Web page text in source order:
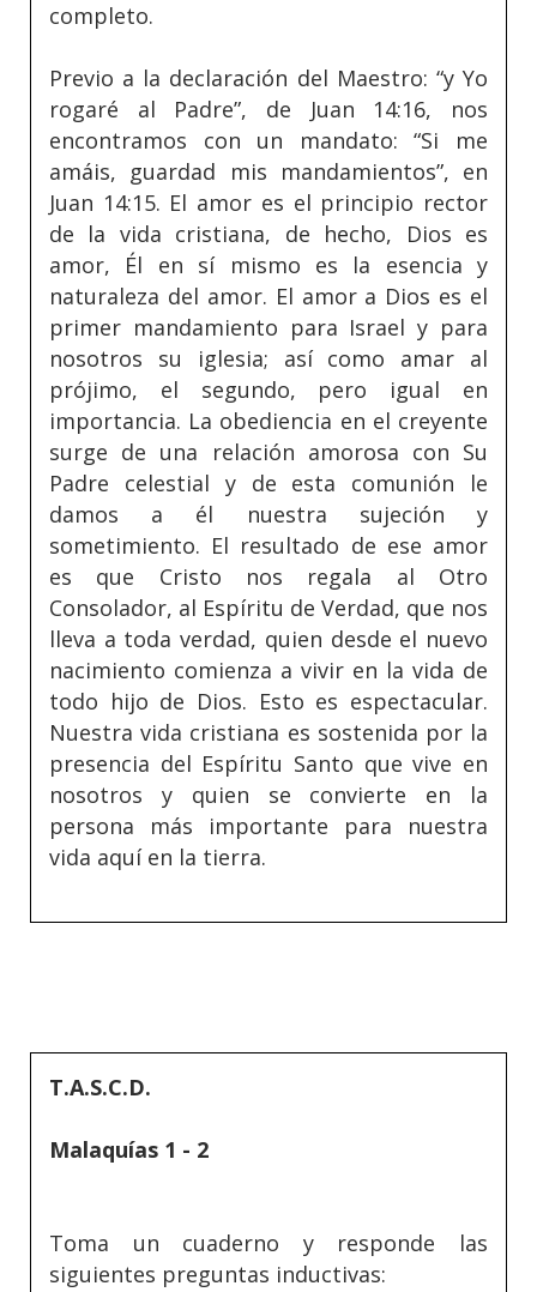
completo.
Previo a la declaración del Maestro: “y Yo
rogaré al Padre”, de Juan 14:16, nos
encontramos con un mandato: “Si me
amáis, guardad mis mandamientos”, en
Juan 14:15. El amor es el principio rector
de la vida cristiana, de hecho, Dios es
amor, Él en sí mismo es la esencia y
naturaleza del amor. El amor a Dios es el
primer mandamiento para Israel y para
nosotros su iglesia; así como amar al
prójimo, el segundo, pero igual en
importancia. La obediencia en el creyente
surge de una relación amorosa con Su
Padre celestial y de esta comunión le
damos a él nuestra sujeción y
sometimiento. El resultado de ese amor
es que Cristo nos regala al Otro
Consolador, al Espíritu de Verdad, que nos
lleva a toda verdad, quien desde el nuevo
nacimiento comienza a vivir en la vida de
todo hijo de Dios. Esto es espectacular.
Nuestra vida cristiana es sostenida por la
presencia del Espíritu Santo que vive en
nosotros y quien se convierte en la
persona más importante para nuestra
vida aquí en la tierra.
T.A.S.C.D.
Malaquías 1 - 2
Toma un cuaderno y responde las
siguientes preguntas inductivas: